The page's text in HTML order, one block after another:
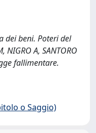
dei beni. Poteri del
A, SANTORO
fallimentare.
o Saggio)